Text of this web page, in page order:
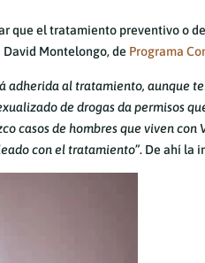
que el tratamiento preventivo o
David Montelongo, de Programa
adherida al tratamiento, aunque
de drogas da permisos
casos de hombres que viven con
con el tratamiento”. De ahí la